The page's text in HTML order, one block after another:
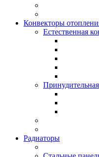
Конвекторы
Естественная
Радиаторы